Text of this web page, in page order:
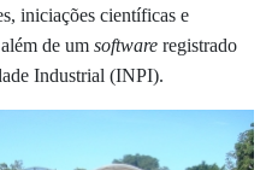
iniciações científicas e
de um software registrado
Industrial (INPI).